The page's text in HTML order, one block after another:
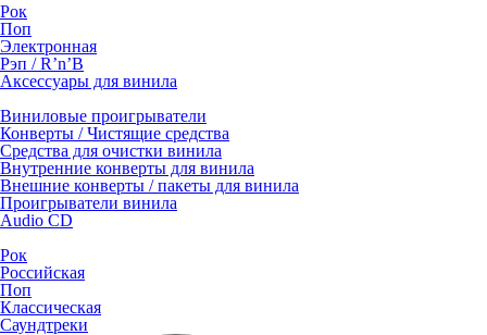
Рок
Поп
Электронная
Рэп / R’n’B
Аксессуары для винила
Виниловые проигрыватели
Конверты / Чистящие средства
Средства для очистки винила
Внутренние конверты для винила
Внешние конверты / пакеты для винила
Проигрыватели винила
Audio CD
Рок
Российская
Поп
Классическая
Саундтреки